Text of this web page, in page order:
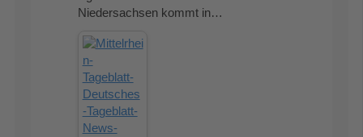
Niedersachsen kommt in…